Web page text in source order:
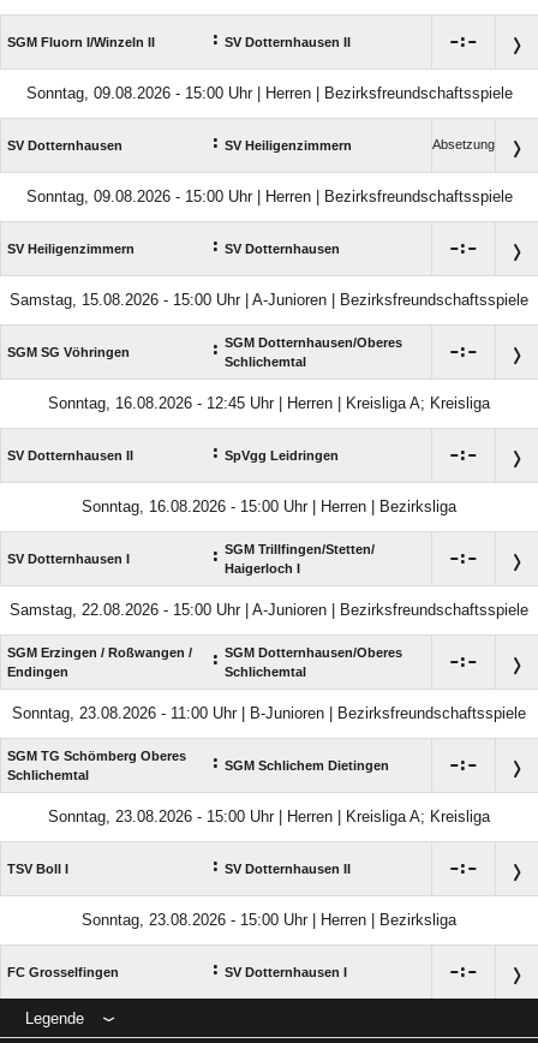
SGM Fluorn I/​Winzeln II : SV Dotternhausen II :
Sonntag, 09.08.2026 - 15:00 Uhr | Herren | Bezirksfreundschaftsspiele
SV Dotternhausen : SV Heiligenzimmern Absetzung
Sonntag, 09.08.2026 - 15:00 Uhr | Herren | Bezirksfreundschaftsspiele
SV Heiligenzimmern : SV Dotternhausen :
Samstag, 15.08.2026 - 15:00 Uhr | A-Junioren | Bezirksfreundschaftsspiele
SGM SG Vöhringen : SGM Dotternhausen/​Oberes
Schlichemtal
:
Sonntag, 16.08.2026 - 12:45 Uhr | Herren | Kreisliga A; Kreisliga
SV Dotternhausen II : SpVgg Leidringen :
Sonntag, 16.08.2026 - 15:00 Uhr | Herren | Bezirksliga
SV Dotternhausen I : SGM Trillfingen/​Stetten/​
Haigerloch I
:
Samstag, 22.08.2026 - 15:00 Uhr | A-Junioren | Bezirksfreundschaftsspiele
SGM Erzingen /​ Roßwangen /​
Endingen
: SGM Dotternhausen/​Oberes
Schlichemtal
:
Sonntag, 23.08.2026 - 11:00 Uhr | B-Junioren | Bezirksfreundschaftsspiele
SGM TG Schömberg Oberes
Schlichemtal
: SGM Schlichem Dietingen :
Sonntag, 23.08.2026 - 15:00 Uhr | Herren | Kreisliga A; Kreisliga
TSV Boll I : SV Dotternhausen II :
Sonntag, 23.08.2026 - 15:00 Uhr | Herren | Bezirksliga
FC Grosselfingen : SV Dotternhausen I :
Legende